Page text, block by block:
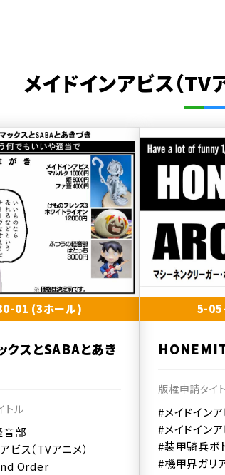
メイドインアビス（TV
01 (3ホール)
クスとSABAとあき
トル
音部
ビス（TVアニメ）
Order
5-
版権申請タイ
#メイドインア
#メイドイン
#装甲騎兵ボ
#機甲界ガリ